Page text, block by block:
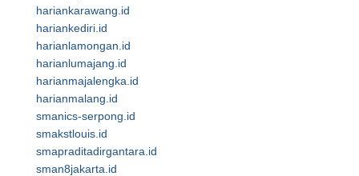
hariankarawang.id
hariankediri.id
harianlamongan.id
harianlumajang.id
harianmajalengka.id
harianmalang.id
smanics-serpong.id
smakstlouis.id
smapraditadirgantara.id
sman8jakarta.id